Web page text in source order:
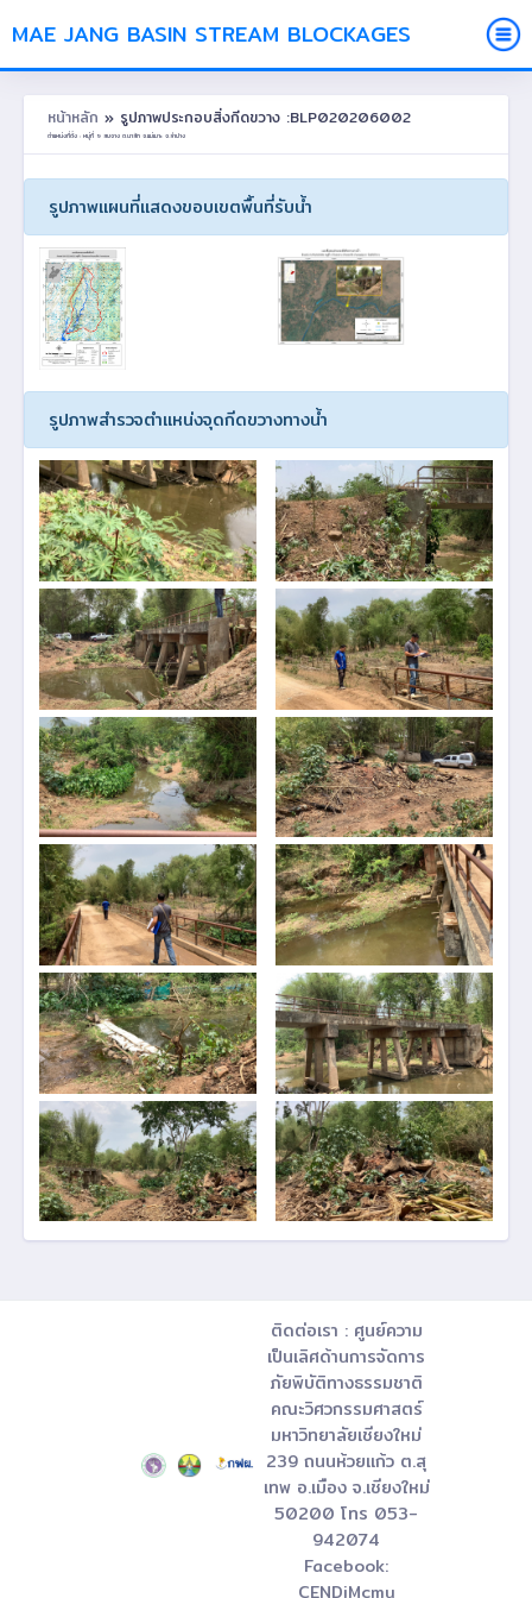
MAE JANG BASIN STREAM BLOCKAGES
หน้าหลัก » รูปภาพประกอบสิ่งกีดขวาง :BLP020206002
ตำแหน่งที่ตั้ง : หมู่ที่ 9 สบจาง ต.นาสัก อ.แม่เมาะ จ.ลำปาง
รูปภาพแผนที่แสดงขอบเขตพื้นที่รับน้ำ
รูปภาพสำรวจตำแหน่งจุดกีดขวางทางน้ำ
ติดต่อเรา : ศูนย์ความ
เป็นเลิศด้านการจัดการ
ภัยพิบัติทางธรรมชาติ
คณะวิศวกรรมศาสตร์
มหาวิทยาลัยเชียงใหม่
239 ถนนห้วยแก้ว ต.สุ
เทพ อ.เมือง จ.เชียงใหม่
50200 โทร 053-
942074
Facebook:
CENDiMcmu